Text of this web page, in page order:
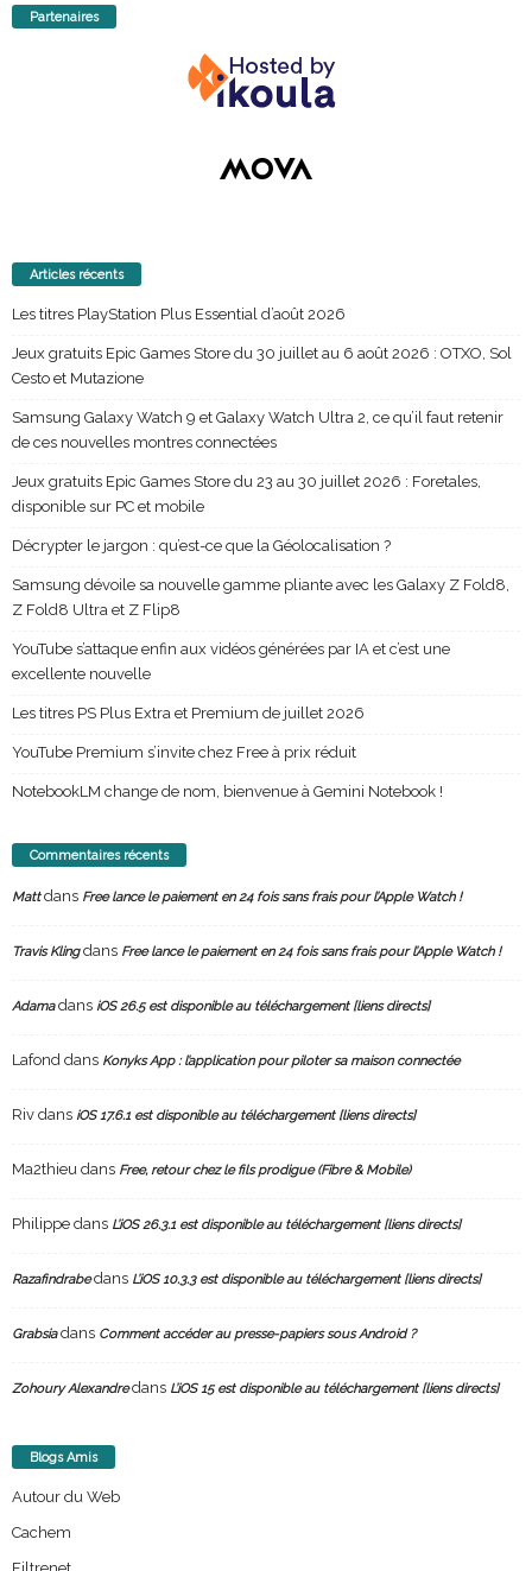
Partenaires
Articles récents
Les titres PlayStation Plus Essential d’août 2026
Jeux gratuits Epic Games Store du 30 juillet au 6 août 2026 : OTXO, Sol
Cesto et Mutazione
Samsung Galaxy Watch 9 et Galaxy Watch Ultra 2, ce qu’il faut retenir
de ces nouvelles montres connectées
Jeux gratuits Epic Games Store du 23 au 30 juillet 2026 : Foretales,
disponible sur PC et mobile
Décrypter le jargon : qu’est-ce que la Géolocalisation ?
Samsung dévoile sa nouvelle gamme pliante avec les Galaxy Z Fold8,
Z Fold8 Ultra et Z Flip8
YouTube s’attaque enfin aux vidéos générées par IA et c’est une
excellente nouvelle
Les titres PS Plus Extra et Premium de juillet 2026
YouTube Premium s’invite chez Free à prix réduit
NotebookLM change de nom, bienvenue à Gemini Notebook !
Commentaires récents
Mattdans Free lance le paiement en 24 fois sans frais pour l’Apple Watch !
Travis Klingdans Free lance le paiement en 24 fois sans frais pour l’Apple Watch !
Adamadans iOS 26.5 est disponible au téléchargement [liens directs]
Lafond dans Konyks App : l’application pour piloter sa maison connectée
Riv dans iOS 17.6.1 est disponible au téléchargement [liens directs]
Ma2thieu dans Free, retour chez le fils prodigue (Fibre & Mobile)
Philippe dans L’iOS 26.3.1 est disponible au téléchargement [liens directs]
Razafindrabedans L’iOS 10.3.3 est disponible au téléchargement [liens directs]
Grabsiadans Comment accéder au presse-papiers sous Android ?
Zohoury Alexandredans L’iOS 15 est disponible au téléchargement [liens directs]
Blogs Amis
Autour du Web
Cachem